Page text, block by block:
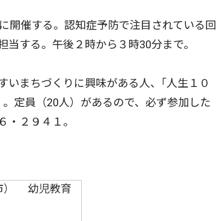
催する。認知症予防で注目されている回
する。午後２時から３時30分まで。
まちづくりに興味がある人、｢人生１０
定員（20人）があるので、必ず参加した
２９４１。